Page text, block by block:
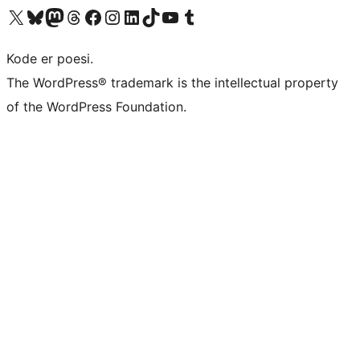
Besøg vores X (tidligere Twitter) konto
Besøg vores Bluesky-konto
Besøg vores Mastodon konto
Besøg vores Threads-konto
Besøg vores Facebook sideBesøg vores Instagram konto
Besøg vores LinkedIn konto
Besøg vores TikTok-konto
Besøg vores YouTube-kanalBesøg vores Tumblr-konto
Kode er poesi.
The WordPress® trademark is the intellectual property
of the WordPress Foundation.